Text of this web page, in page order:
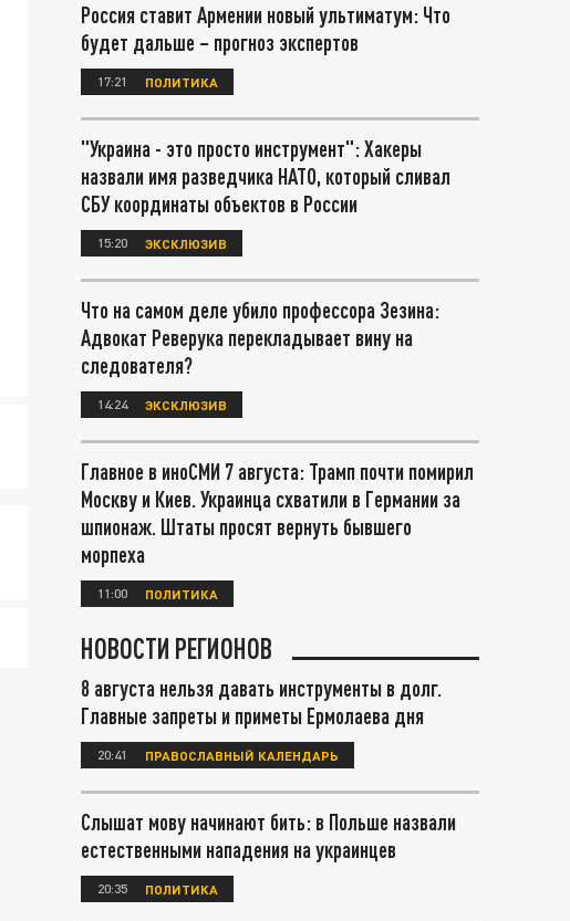
Россия ставит Армении новый ультиматум: Что
будет дальше – прогноз экспертов
17:21 ПОЛИТИКА
"Украина - это просто инструмент": Хакеры
назвали имя разведчика НАТО, который сливал
СБУ координаты объектов в России
15:20 ЭКСКЛЮЗИВ
Что на самом деле убило профессора Зезина:
Адвокат Реверука перекладывает вину на
следователя?
14:24 ЭКСКЛЮЗИВ
Главное в иноСМИ 7 августа: Трамп почти помирил
Москву и Киев. Украинца схватили в Германии за
шпионаж. Штаты просят вернуть бывшего
морпеха
11:00 ПОЛИТИКА
НОВОСТИ РЕГИОНОВ
8 августа нельзя давать инструменты в долг.
Главные запреты и приметы Ермолаева дня
20:41 ПРАВОСЛАВНЫЙ КАЛЕНДАРЬ
Слышат мову начинают бить: в Польше назвали
естественными нападения на украинцев
20:35 ПОЛИТИКА